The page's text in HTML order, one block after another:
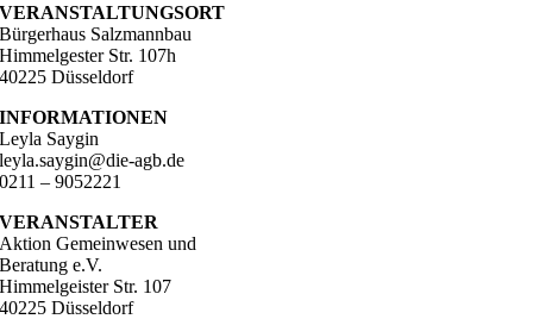
VERANSTALTUNGSORT
Bürgerhaus Salzmannbau
Himmelgester Str. 107h
40225 Düsseldorf
INFORMATIONEN
Leyla Saygin
leyla.saygin@die-agb.de
0211 – 9052221
VERANSTALTER
Aktion Gemeinwesen und
Beratung e.V.
Himmelgeister Str. 107
40225 Düsseldorf